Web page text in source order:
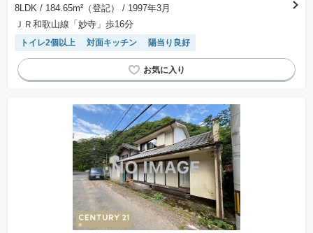
※取引にかかる費用：物件の契約手続き、決済、引き渡し時にかかる費用を表示しています。
不動産会社によって表記有無が異なるため、ご自身で十分な確認をしていただくようにお願い
いたします。
場合があります。
8LDK / 184.65m²（登記）
/ 1997年3月
ＪＲ和歌山線「妙寺」歩16分
トイレ2個以上 対面キッチン 陽当り良好